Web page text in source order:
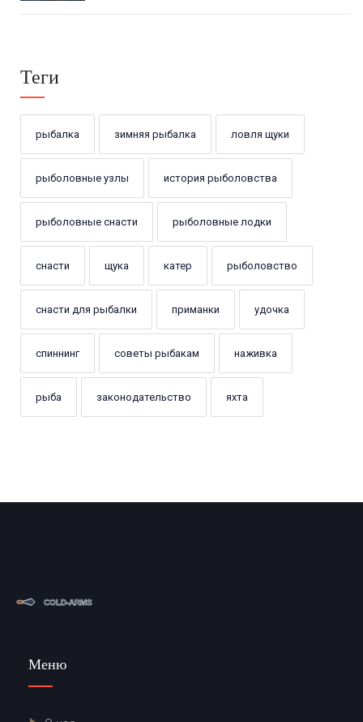
Теги
рыбалка зимняя рыбалка ловля щуки
рыболовные узлы история рыболовства
рыболовные снасти рыболовные лодки
снасти щука катер рыболовство
снасти для рыбалки приманки удочка
спиннинг советы рыбакам наживка
рыба законодательство яхта
Меню